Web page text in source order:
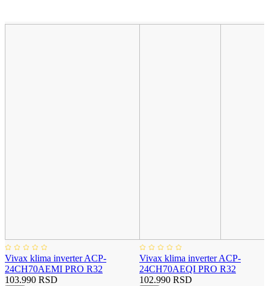
Vivax klima inverter ACP-
24CH70AEMI PRO R32
103.990 RSD
Vivax klima inverter ACP-
24CH70AEQI PRO R32
102.990 RSD